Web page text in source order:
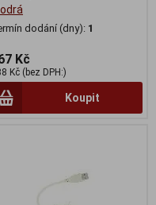
dodání (dny): 1
Kč
Kč (bez DPH:)
Koupit